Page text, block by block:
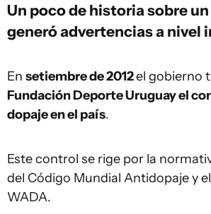
Un poco de historia sobre
generó advertencias a nivel
En setiembre de 2012el gobierno
Fundación Deporte Uruguay el
dopaje en el país.
Este control se rige por la
del Código Mundial Antidopaje y
WADA.